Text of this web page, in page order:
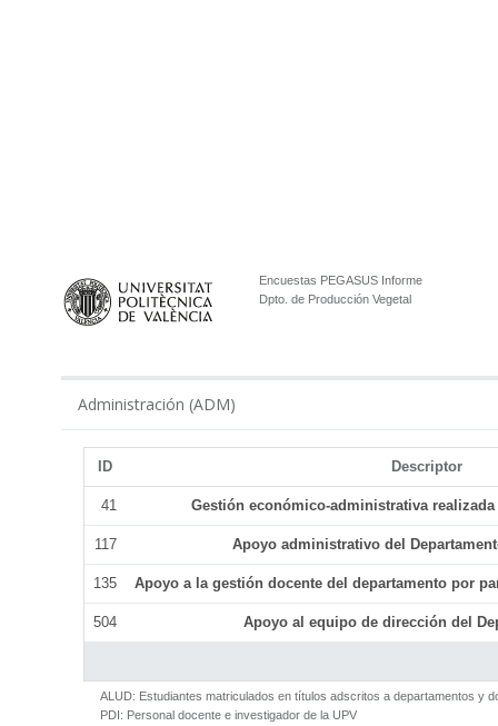
Encuestas PEGASUS Informe
Dpto. de Producción Vegetal
Administración (ADM)
ID Descriptor
41 Gestión económico-administrativa
117 Apoyo administrativo del
135 Apoyo a la gestión docente del departamento por
504 Apoyo al equipo de dirección del
ALUD: Estudiantes matriculados en títulos adscritos a departamentos y
PDI: Personal docente e investigador de la UPV